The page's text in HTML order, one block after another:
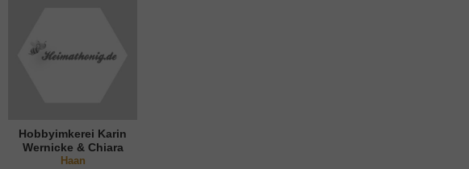
Hobbyimkerei Karin
Wernicke & Chiara
Nguyen
Haan